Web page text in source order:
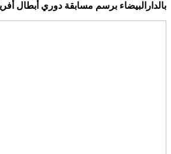
بالدارالبيضاء برسم مسابقة دوري أبطال